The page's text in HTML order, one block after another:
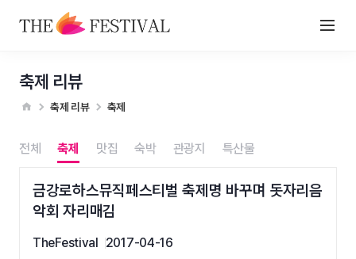
축제 리뷰
축제 리뷰 축제
전체 축제 맛집 숙박 관광지 특산물
금강로하스뮤직페스티벌 축제명 바꾸며 돗자리음
악회 자리매김
TheFestival
2017-04-16